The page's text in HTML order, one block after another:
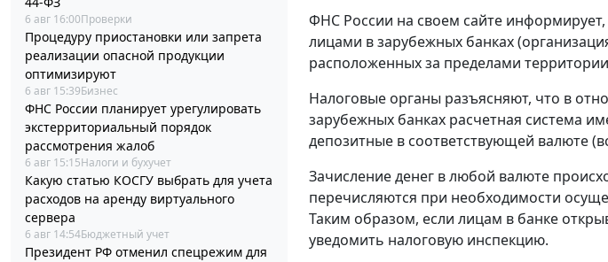
6 авг 16:00Проверки
Процедуру приостановки или запрета
реализации опасной продукции
оптимизируют
6 авг 15:39Бизнес
ФНС России планирует урегулировать
экстерриториальный порядок
рассмотрения жалоб
6 авг 15:15Налоги и бухучет
Какую статью КОСГУ выбрать для учета
расходов на аренду виртуального
сервера
6 авг 14:54Бюджетный учет
Президент РФ отменил спецрежим для
ФНС России на своем сайте
лицами в зарубежных банках
расположенных за пределами
Налоговые органы разъясняют, что в
зарубежных банках расчетная система
депозитные в соответствующей валюте
Зачисление денег в любой валюте
перечисляются при необходимости
Таким образом, если лицам в банке
уведомить налоговую инспекцию.